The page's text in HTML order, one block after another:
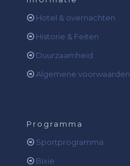
Hotel & overnachten
Historie & Feiten
Duurzaamheid
Algemene voorwaarden
Programma
Sportprogramma
Bixie